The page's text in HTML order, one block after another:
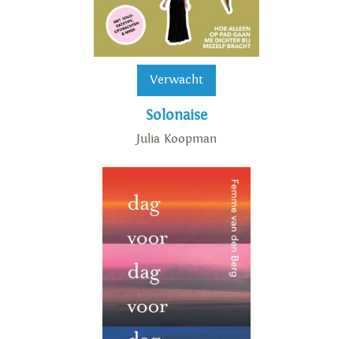
Verwacht
Solonaise
Julia Koopman